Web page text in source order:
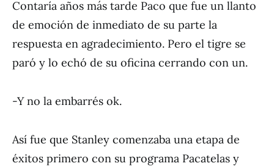
Contaría años más tarde Paco que fue un llanto
de emoción de inmediato de su parte la
respuesta en agradecimiento. Pero el tigre se
paró y lo echó de su oficina cerrando con un.
-Y no la embarrés ok.
Así fue que Stanley comenzaba una etapa de
éxitos primero con su programa Pacatelas y